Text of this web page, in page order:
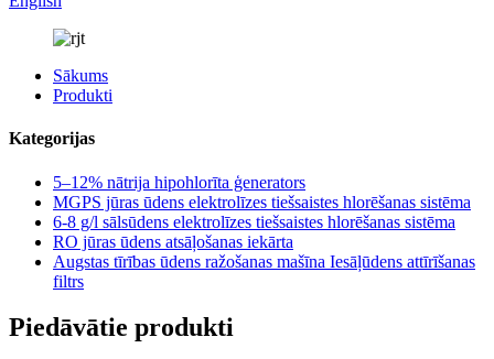
Sākums
Produkti
Kategorijas
5–12% nātrija hipohlorīta ģenerators
MGPS jūras ūdens elektrolīzes tiešsaistes hlorēšanas sistēma
6-8 g/l sālsūdens elektrolīzes tiešsaistes hlorēšanas sistēma
RO jūras ūdens atsāļošanas iekārta
Augstas tīrības ūdens ražošanas mašīna Iesāļūdens attīrīšanas
filtrs
Piedāvātie produkti